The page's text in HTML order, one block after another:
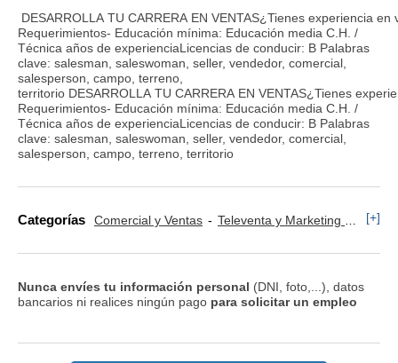
DESARROLLA TU CARRERA EN VENTAS¿Tienes experiencia
Requerimientos- Educación mínima: Educación media C.H. /
Técnica años de experienciaLicencias de conducir: B Palabras
clave: salesman, saleswoman, seller, vendedor, comercial,
salesperson, campo, terreno,
territorio DESARROLLA TU CARRERA EN VENTAS¿Tienes
Requerimientos- Educación mínima: Educación media C.H. /
Técnica años de experienciaLicencias de conducir: B Palabras
clave: salesman, saleswoman, seller, vendedor, comercial,
salesperson, campo, terreno, territorio
Categorías Comercial y Ventas Televenta y Marketing Telefónico [+]
Nunca envíes tu información personal (DNI, foto,...), datos
bancarios ni realices ningún pago para solicitar un empleo